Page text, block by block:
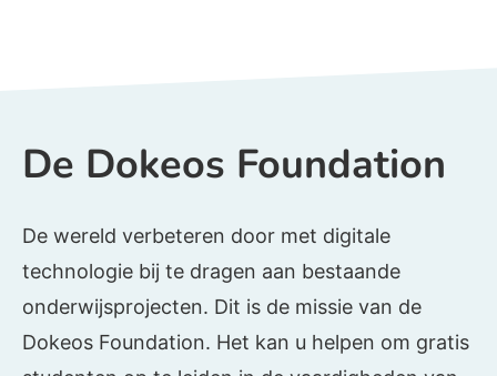
De Dokeos Foundation
De wereld verbeteren door met digitale
technologie bij te dragen aan bestaande
onderwijsprojecten. Dit is de missie van de
Dokeos Foundation. Het kan u helpen om gratis